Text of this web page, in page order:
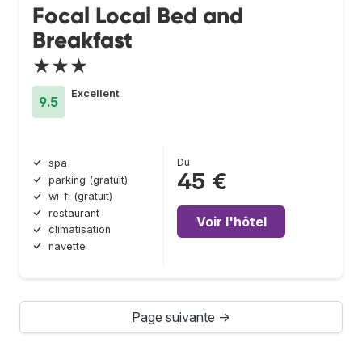
Focal Local Bed and
Breakfast
★★★
9.5
Excellent
spa
parking (gratuit)
wi-fi (gratuit)
restaurant
climatisation
navette
Du
45 €
Voir l'hôtel
Page suivante →